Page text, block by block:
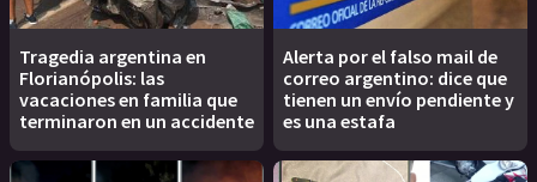
Tragedia argentina en
Florianópolis: las
vacaciones en familia que
terminaron en un accidente
Alerta por el falso mail de
correo argentino: dice que
tienen un envío pendiente y
es una estafa